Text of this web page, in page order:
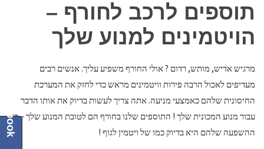
o
k
תוספים לרכב לחורף –
הויטמינים למנוע שלך
מרגיש אדיש, מותש, רדום ? אולי החורף משפיע עליך. אנשים רבים
מעדיפים לאכול הרבה פירות וויטמינים מראש כדי לחזק את המערכת
החיסונית שלהם כאמצעי מניעה. אתה צריך לעשות בדיוק את אותו הדבר
עבור מנוע המכונית שלך ! התוספים שלנו בחורף הם לטובת המנוע שלך – כי
ההשפעה שלהם היא בדיוק כמו של ויטמין לגוף !
Facebook